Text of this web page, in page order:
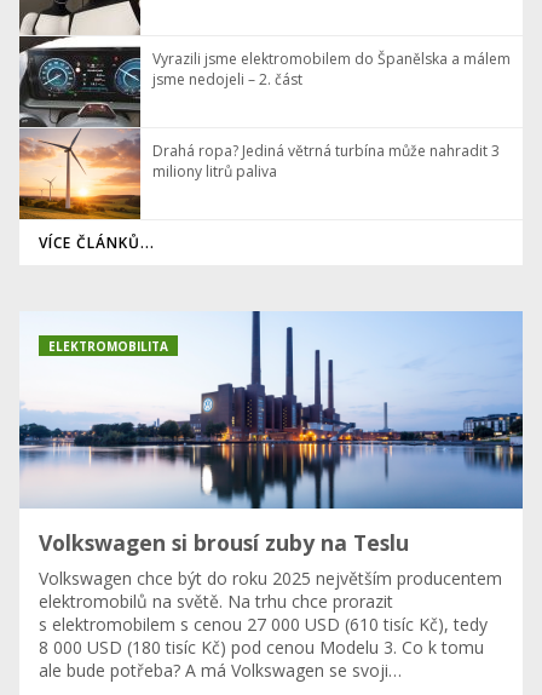
Vyrazili jsme elektromobilem do Španělska a málem
jsme nedojeli – 2. část
Drahá ropa? Jediná větrná turbína může nahradit 3
miliony litrů paliva
VÍCE ČLÁNKŮ...
Volkswagen si brousí zuby na Teslu
Volkswagen chce být do roku 2025 největším producentem
elektromobilů na světě. Na trhu chce prorazit
s elektromobilem s cenou 27 000 USD (610 tisíc Kč), tedy
8 000 USD (180 tisíc Kč) pod cenou Modelu 3. Co k tomu
ale bude potřeba? A má Volkswagen se svoji…
ELEKTROMOBILITA